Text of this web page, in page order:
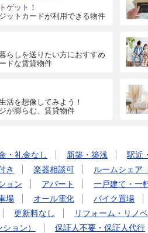
ゲット！
ットカードが利用できる物件
らしを送りたい方におすすめ
ドな賃貸物件
活を想像してみよう！
が膨らむ、賃貸物件
・礼金なし 新築・築浅 駅近
き 楽器相談可 ルームシェア
ョン アパート 一戸建て・一
場 オール電化 バイク置場
更新料なし
リフォーム・リノ
ョン）
保証人不要・保証人代行